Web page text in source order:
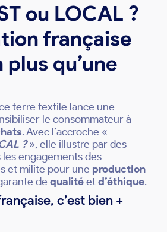
ou LOCAL ?
française
plus qu’une
terre textile lance une
le consommateur à
. Avec l’accroche «
?», elle illustre par des
engagements des
et milite pour une production
de qualitéetd’éthique.
c’est bien +